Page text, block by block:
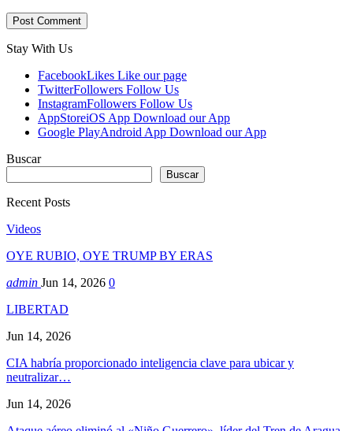
Stay With Us
FacebookLikes Like our page
TwitterFollowers Follow Us
InstagramFollowers Follow Us
AppStoreiOS App Download our App
Google PlayAndroid App Download our App
Buscar
Buscar
Recent Posts
Videos
OYE RUBIO, OYE TRUMP BY ERAS
admin Jun 14, 2026 0
LIBERTAD
Jun 14, 2026
CIA habría proporcionado inteligencia clave para ubicar y
neutralizar…
Jun 14, 2026